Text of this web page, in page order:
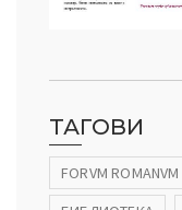
ТАГОВИ
FORVM ROMANVM